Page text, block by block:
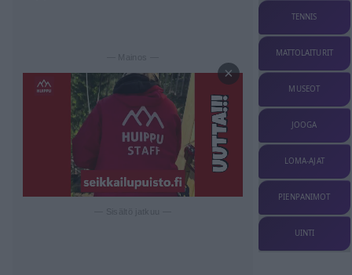
— Mainos —
×
TENNIS
MATTOLAITURIT
MUSEOT
JOOGA
LOMA-AJAT
PIENPANIMOT
UINTI